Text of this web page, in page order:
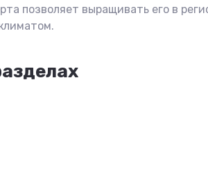
позволяет выращивать его в